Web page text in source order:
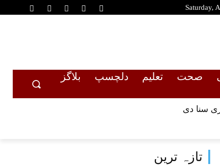
Saturday,
صحت تعلیم دلچسپ
بلاگز
تازہ ترین